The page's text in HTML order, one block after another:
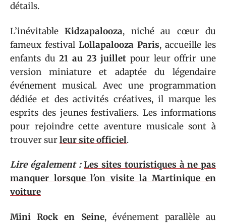
détails.
L’inévitableKidzapalooza, niché au cœur du
fameux festival Lollapalooza Paris, accueille les
enfants du21 au 23 juillet pour leur offrir une
version miniature et adaptée du légendaire
événement musical. Avec une programmation
dédiée et des activités créatives, il marque les
esprits des jeunes festivaliers. Les informations
pour rejoindre cette aventure musicale sont à
trouver surleur site officiel.
Lire également : Les sites touristiques à ne pas
manquer lorsque l'on visite la Martinique en
voiture
Mini Rock en Seine, événement parallèle au